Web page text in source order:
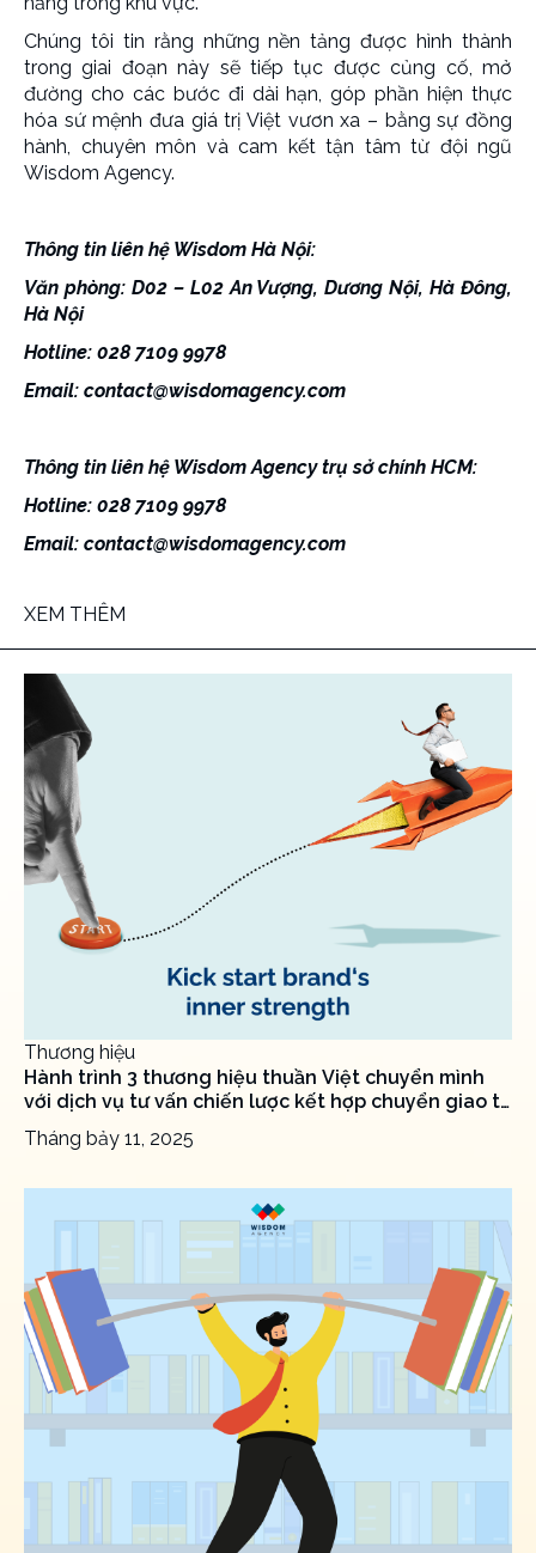
Chúng tôi tin rằng những nền tảng được hình thành
trong giai đoạn này sẽ tiếp tục được củng cố, mở
đường cho các bước đi dài hạn, góp phần hiện thực
hóa sứ mệnh đưa giá trị Việt vươn xa – bằng sự đồng
hành, chuyên môn và cam kết tận tâm từ đội ngũ
Wisdom Agency.
Thông tin liên hệ Wisdom Hà Nội:
Văn phòng: D02 – L02 An Vượng, Dương Nội, Hà Đông,
Hà Nội
Hotline: 028 7109 9978
Email: contact@wisdomagency.com
Thông tin liên hệ Wisdom Agency trụ sở chính HCM:
Hotline: 028 7109 9978
Email: contact@wisdomagency.com
XEM THÊM
Thương hiệu
Hành trình 3 thương hiệu thuần Việt chuyển mình
với dịch vụ tư vấn chiến lược kết hợp chuyển giao tri
thức từ Wisdom Agency
Tháng bảy 11, 2025